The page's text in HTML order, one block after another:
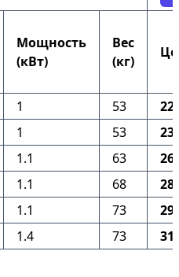
Мощность
(кВт)
Вес
(кг)
1 53
1 53
1.1 63
1.1 68
1.1 73
1.4 73